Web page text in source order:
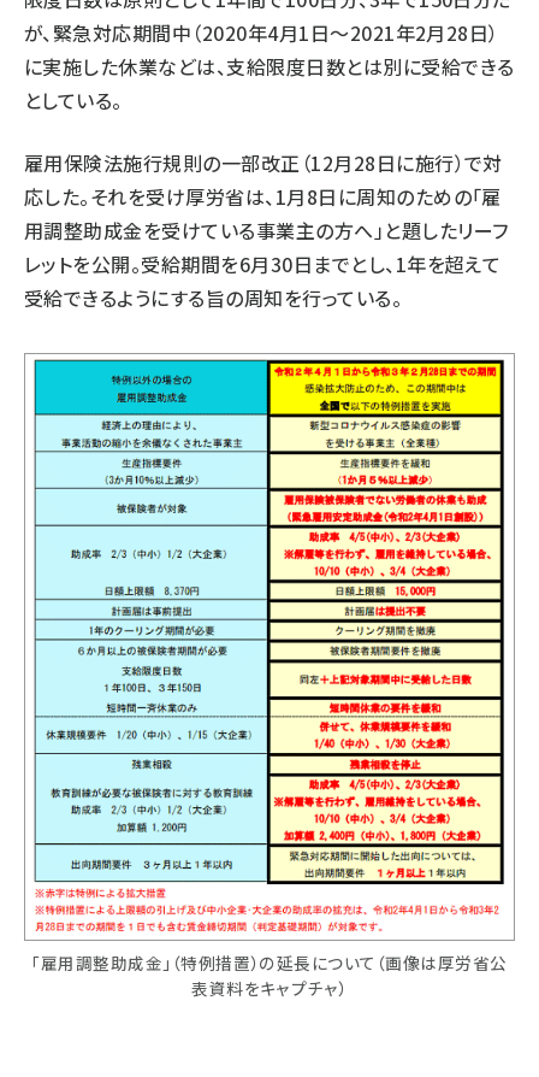
が、緊急対応期間中（2020年4月1日～2021年2月28日）
に実施した休業などは、支給限度日数とは別に受給できる
としている。
雇用保険法施行規則の一部改正（12月28日に施行）で対
応した。それを受け厚労省は、1月8日に周知のための「雇
用調整助成金を受けている事業主の方へ」と題したリーフ
レットを公開。受給期間を6月30日までとし、1年を超えて
受給できるようにする旨の周知を行っている。
「雇用調整助成金」（特例措置）の延長について（画像は厚労省公
表資料をキャプチャ）